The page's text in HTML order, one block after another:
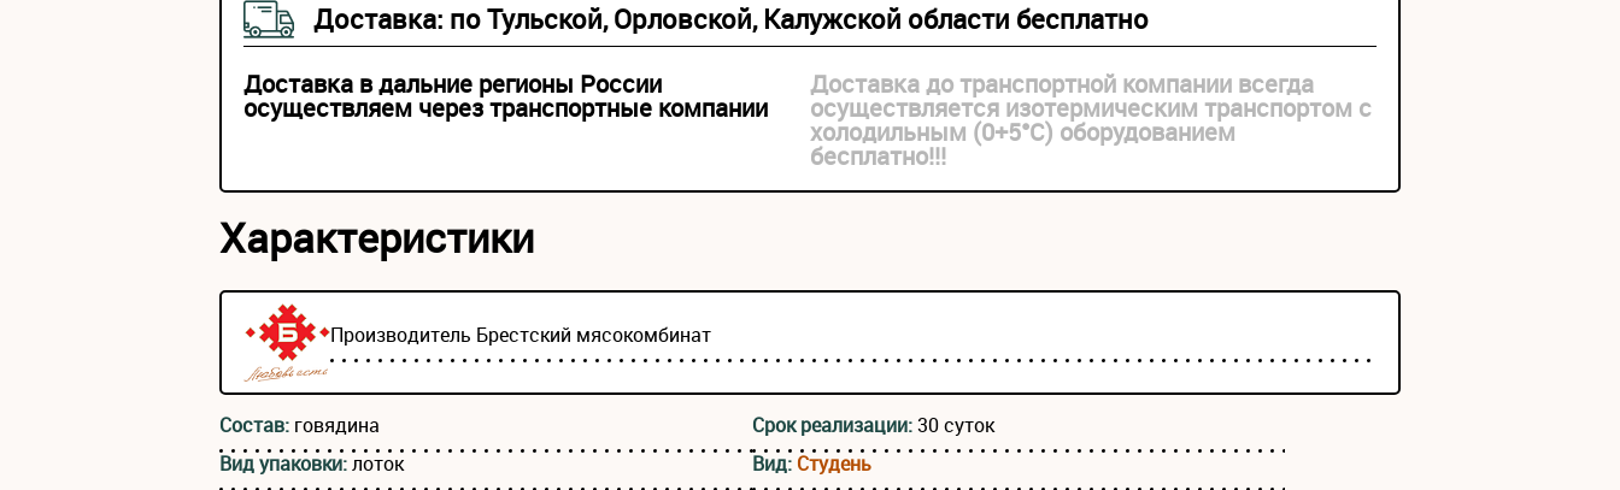
Доставка: по Тульской, Орловской, Калужской области бесплатно
Доставка в дальние регионы России
осуществляем через транспортные компании
Доставка до транспортной компании всегда
осуществляется изотермическим транспортом с
холодильным (0+5°С) оборудованием
бесплатно!!!
Характеристики
Производитель Брестский мясокомбинат
Состав: говядина Срок реализации:30 суток
Вид упаковки:лоток Вид: Студень